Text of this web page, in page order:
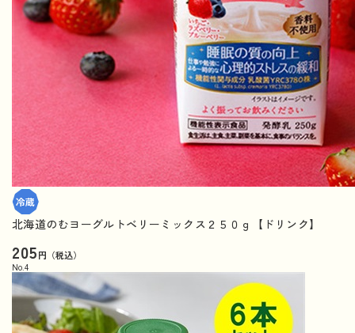
北海道のむヨーグルトベリーミックス２５０ｇ【ドリンク】
205円（税込）
No. 4